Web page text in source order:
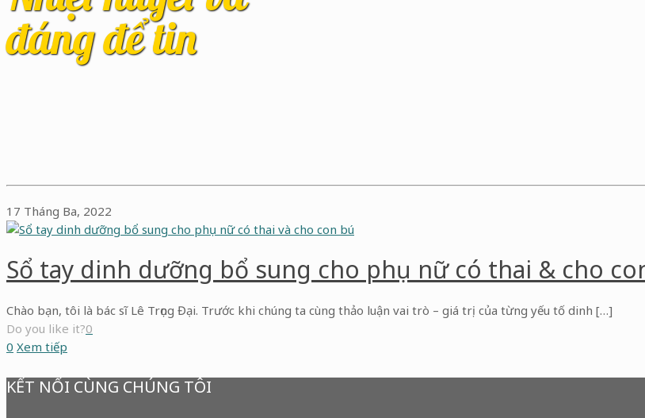
đáng để tin
17 Tháng Ba, 2022
Sổ tay dinh dưỡng bổ sung cho phụ nữ có thai & cho
Chào bạn, tôi là bác sĩ Lê Trọng Đại. Trước khi chúng ta cùng thảo luận vai trò – giá trị của từng yếu tố dinh […]
Do you like it?0
0 Xem tiếp
KẾT NỐI CÙNG CHÚNG TÔI